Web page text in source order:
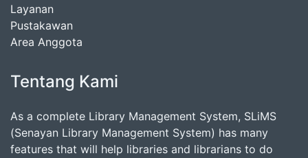
Layanan
Pustakawan
Area Anggota
Tentang Kami
As a complete Library Management System, SLiMS
(Senayan Library Management System) has many
features that will help libraries and librarians to do